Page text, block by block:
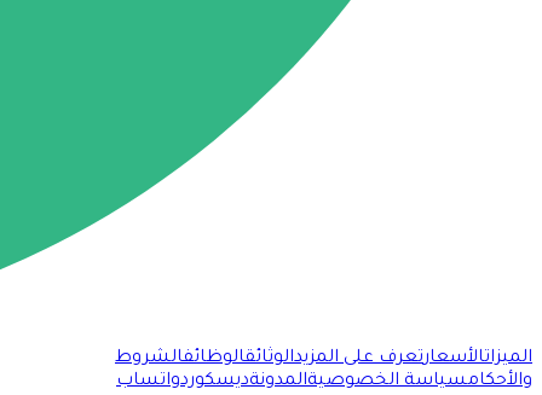
الميزاتالأسعارتعرف على المزيدالوثائقالوظائفالشروط
والأحكامسياسة الخصوصيةالمدونةديسكوردواتساب